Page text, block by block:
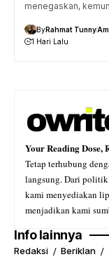
menegaskan,
ByRahmat Tunny
1 Hari Lalu
Your Reading Dose,
Tetap terhubung
langsung. Dari
kami menyediakan
menjadikan kami
Info lainnya
Redaksi Beriklan